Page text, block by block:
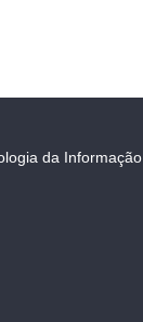
da Informação